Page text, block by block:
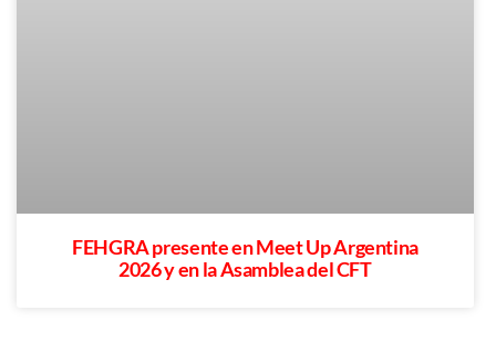
FEHGRA presente en Meet Up Argentina
2026 y en la Asamblea del CFT